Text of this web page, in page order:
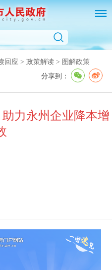
回应 > 政策解读 > 图解政策
分享到：
力永州企业降本增